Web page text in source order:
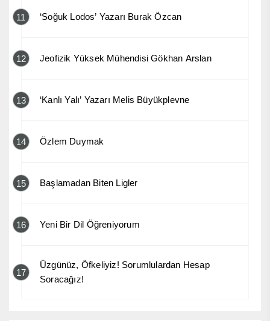
11 ‘Soğuk Lodos’ Yazarı Burak Özcan
12 Jeofizik Yüksek Mühendisi Gökhan Arslan
13 ‘Kanlı Yalı’ Yazarı Melis Büyükplevne
14 Özlem Duymak
15 Başlamadan Biten Ligler
16 Yeni Bir Dil Öğreniyorum
17
Üzgünüz, Öfkeliyiz! Sorumlulardan Hesap
Soracağız!